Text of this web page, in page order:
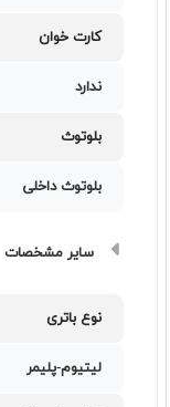
کارت خوان
ندارد
بلوتوث
بلوتوث داخلی
سایر مشخصات
نوع باتری
لیتیوم-پلیمر